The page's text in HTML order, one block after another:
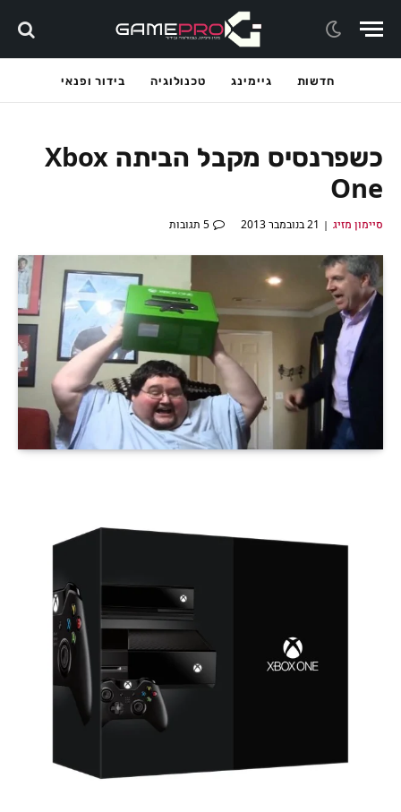
חדשות גיימינג טכנולוגיה בידור ופנאי
כשפרנסיס מקבל הביתה Xbox
One
סיימון מזיג 21 בנובמבר 2013 5 תגובות